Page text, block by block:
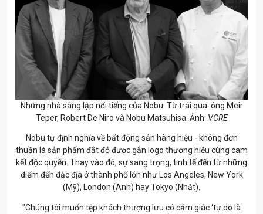
Những nhà sáng lập nổi tiếng của Nobu. Từ trái qua: ông Meir
Teper, Robert De Niro và Nobu Matsuhisa. Ảnh: VCRE
Nobu tự định nghĩa về bất động sản hàng hiệu - không đơn
thuần là sản phẩm đắt đỏ được gắn logo thương hiệu cùng cam
kết độc quyền. Thay vào đó, sự sang trọng, tinh tế đến từ những
điểm đến đắc địa ở thành phố lớn như Los Angeles, New York
(Mỹ), London (Anh) hay Tokyo (Nhật).
"Chúng tôi muốn tệp khách thượng lưu có cảm giác ‘tự do là